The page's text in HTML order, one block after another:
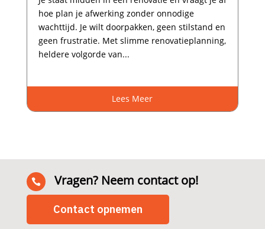
hoe plan je afwerking zonder onnodige
wachttijd.​ Je wilt doorpakken, geen stilstand en
geen frustratie.​ Met slimme renovatieplanning,
heldere volgorde van...
Lees Meer
 Vragen? Neem contact op!
Contact opnemen